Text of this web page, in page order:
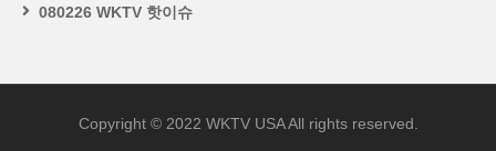
080226 WKTV 핫이슈
Copyright © 2022 WKTV USA All rights reserved.